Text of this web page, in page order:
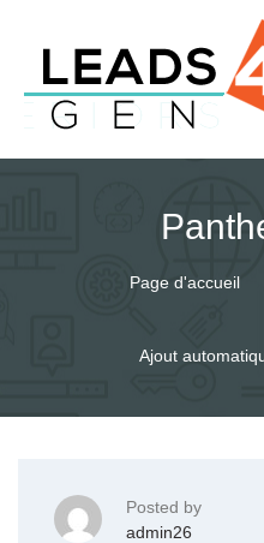
Page d'accueil
Ajout
Posted by
admin26